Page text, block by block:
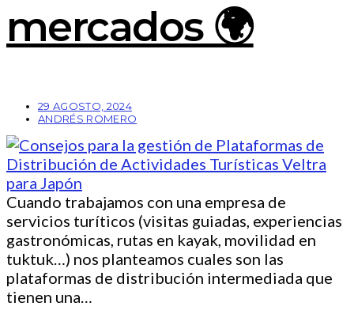
mercados 🌍
29 AGOSTO, 2024
ANDRÉS ROMERO
Cuando trabajamos con una empresa de
servicios turíticos (visitas guiadas, experiencias
gastronómicas, rutas en kayak, movilidad en
tuktuk…) nos planteamos cuales son las
plataformas de distribución intermediada que
tienen una…